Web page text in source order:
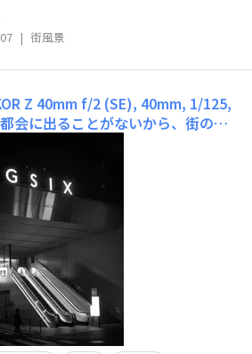
| 街風景
Z 40mm f/2 (SE), 40mm, 1/125,
会に出ることがないから、街のす